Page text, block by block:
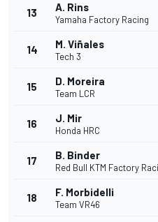
13 A. Rins
Yamaha Factory Racing
14 M. Viñales
Tech 3
15 D. Moreira
Team LCR
16 J. Mir
Honda HRC
17 B. Binder
Red Bull KTM Factory
18 F. Morbidelli
Team VR46